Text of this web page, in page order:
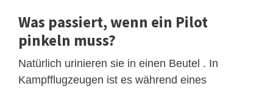
Was passiert, wenn ein Pilot
pinkeln muss?
Natürlich urinieren sie in einen Beutel . In
Kampfflugzeugen ist es während eines